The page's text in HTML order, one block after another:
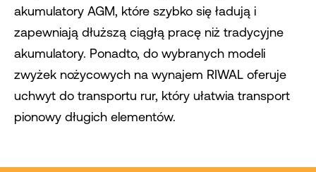
akumulatory AGM, które szybko się ładują i
zapewniają dłuższą ciągłą pracę niż tradycyjne
akumulatory. Ponadto, do wybranych modeli
zwyżek nożycowych na wynajem RIWAL oferuje
uchwyt do transportu rur, który ułatwia transport
pionowy długich elementów.